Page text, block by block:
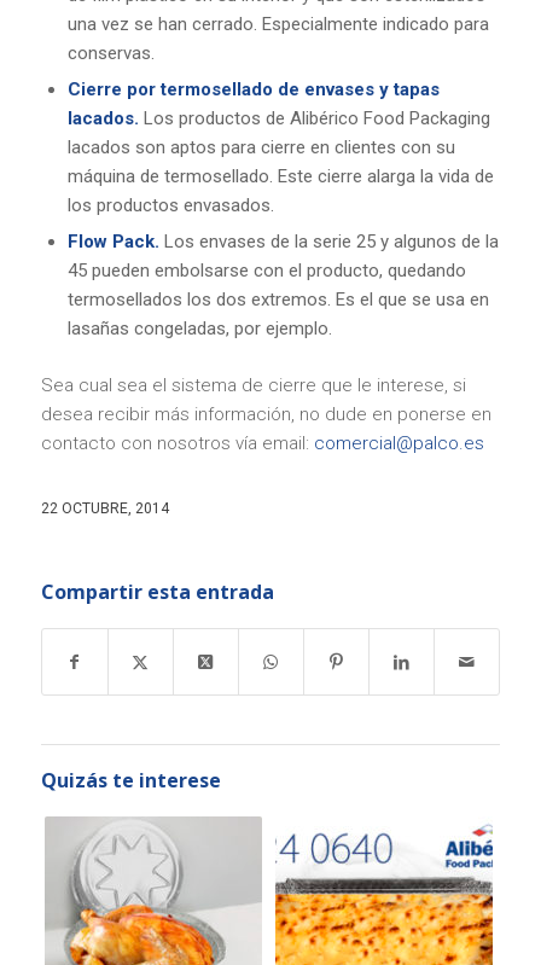
una vez se han cerrado. Especialmente indicado para
conservas.
Cierre por termosellado de envases y tapas
lacados. Los productos de Alibérico Food Packaging
lacados son aptos para cierre en clientes con su
máquina de termosellado. Este cierre alarga la vida de
los productos envasados.
Flow Pack. Los envases de la serie 25 y algunos de la
45 pueden embolsarse con el producto, quedando
termosellados los dos extremos. Es el que se usa en
lasañas congeladas, por ejemplo.
Sea cual sea el sistema de cierre que le interese, si
desea recibir más información, no dude en ponerse en
contacto con nosotros vía email: comercial@palco.es
22 OCTUBRE, 2014
Compartir esta entrada
Quizás te interese